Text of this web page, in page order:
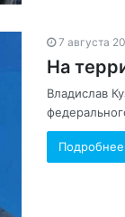
7 августа
На
Владислав
Подробнее